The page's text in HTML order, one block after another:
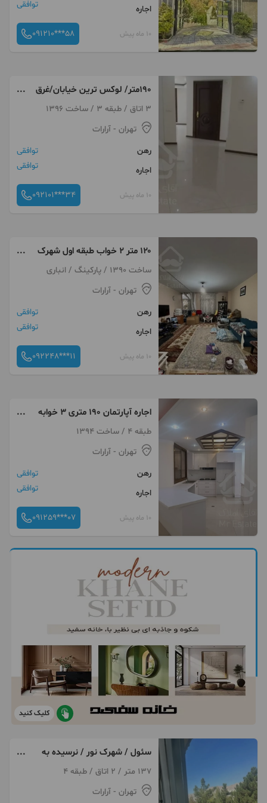
اجاره
توافقی
10 ماه پیش 091210***58
۱۹۰متر/ لوکس ترین خیابان/غرق
نور/لوکس/
3 اتاق / طبقه 3 / ساخت 1396
تهران - آرارات
رهن
توافقی
اجاره
توافقی
10 ماه پیش 092101***34
۱۲۰ متر ۲ خواب طبقه اول شهرک
فجر
ساخت 1390 / پارکینگ / انباری
تهران - آرارات
رهن
توافقی
اجاره
توافقی
10 ماه پیش 092248***11
اجاره آپارتمان ۱۹۰ متری ۳ خوابه
در آرارات
طبقه 4 / ساخت 1394
تهران - آرارات
رهن
توافقی
اجاره
توافقی
10 ماه پیش 091259***07
کلیک کنید
سئول / شهرک نور / نرسیده به
کرستان /
137 متر / 2 اتاق / طبقه 4
تهران - آرارات